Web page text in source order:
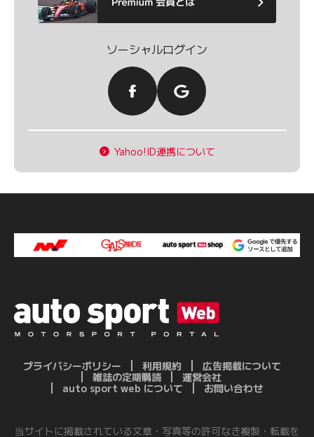
ソーシャルログイン
Yahoo!ID連携について
プライバシーポリシー 利用規約
広告掲載について
雑誌の定期購読
運営会社
auto sport web について
お問い合わせ
当サイトに掲載されている文章・写真等の許可なき複製・転載を